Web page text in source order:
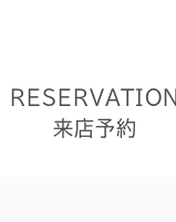
RESERVATION
来店予約